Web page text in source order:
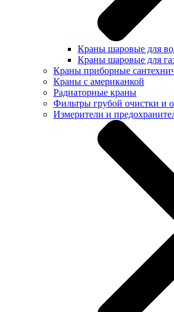
Краны шаровые для
Краны шаровые для
Краны приборные
Краны с американкой
Радиаторные краны
Фильтры грубой очистки и
Измерители и